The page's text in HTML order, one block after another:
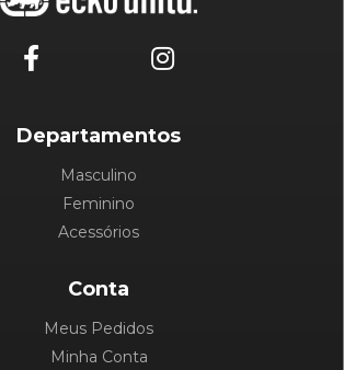
Departamentos
Masculino
Feminino
Acessórios
Conta
Meus Pedidos
Minha Conta